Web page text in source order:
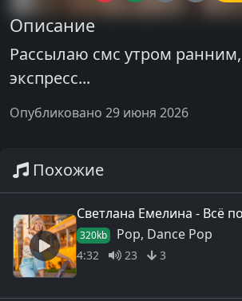
Описание
Рассылаю смс утром
экспресс...
Опубликовано 29 июня 2026
Похожие
Светлана Емелина - Всё
320kb Pop, Dance Pop
4:32 23 3